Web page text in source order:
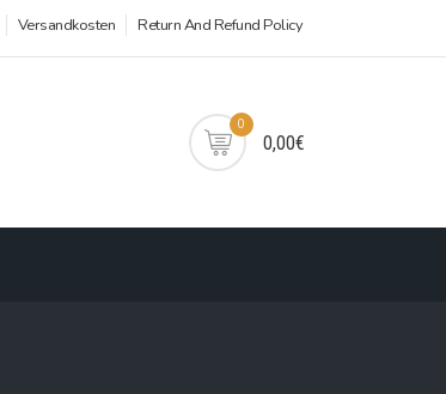
Versandkosten Return And Refund Policy
0
0,00€